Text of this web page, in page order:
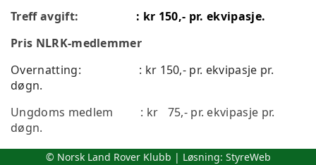
Treff avgift:
: kr 150,- pr. ekvipasje.
Pris NLRK-medlemmer
Overnatting:
: kr 150,- pr. ekvipasje pr.
døgn.
Ungdoms medlem : kr 75,- pr. ekvipasje pr.
døgn.
Benytte kjøreområdet : kr 150,- ( Kjøring kun
© Norsk Land Rover Klubb | Løsning: StyreWeb